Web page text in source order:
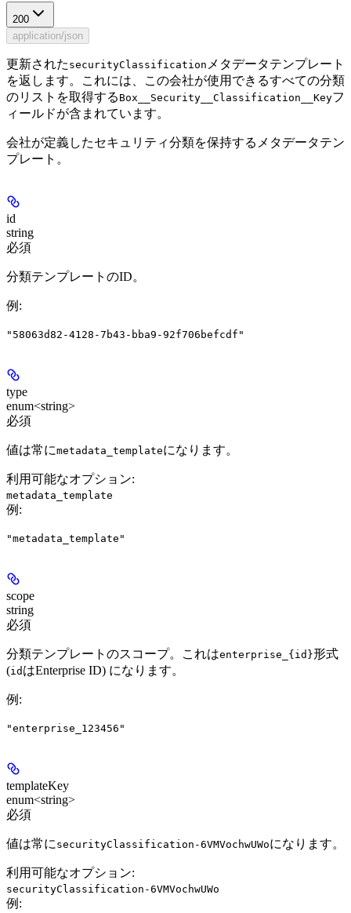
200
application/json
更新された securityClassification メタデータテンプレート
を返します。これには、この会社が使用できるすべての分類
のリストを取得する Box__Security__Classification__Keyフ
ィールドが含まれています。
会社が定義したセキュリティ分類を保持するメタデータテン
プレート。
id
string
必須
分類テンプレートのID。
例 :
"58063d82-4128-7b43-bba9-92f706befcdf"
type
enum<string>
必須
値は常にmetadata_templateになります。
利用可能なオプション:
metadata_template
例 :
"metadata_template"
scope
string
必須
分類テンプレートのスコープ。これはenterprise_{id}形式
(id はEnterprise ID) になります。
例 :
"enterprise_123456"
templateKey
enum<string>
必須
値は常に securityClassification-6VMVochwUWoになります。
利用可能なオプション:
securityClassification-6VMVochwUWo
例 :